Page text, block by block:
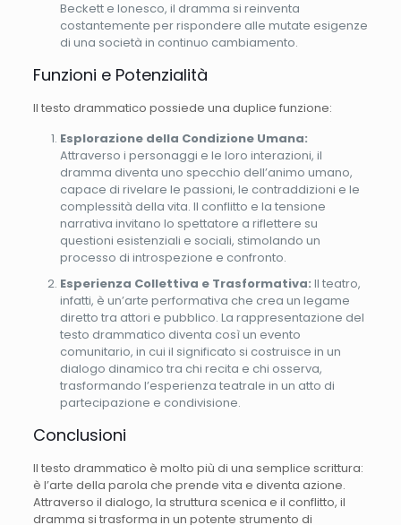
Beckett e Ionesco, il dramma si reinventa
costantemente per rispondere alle mutate esigenze
di una società in continuo cambiamento.
Funzioni e Potenzialità
Il testo drammatico possiede una duplice funzione:
Esplorazione della Condizione Umana:
Attraverso i personaggi e le loro interazioni, il
dramma diventa uno specchio dell’animo umano,
capace di rivelare le passioni, le contraddizioni e le
complessità della vita. Il conflitto e la tensione
narrativa invitano lo spettatore a riflettere su
questioni esistenziali e sociali, stimolando un
processo di introspezione e confronto.
Esperienza Collettiva e Trasformativa: Il teatro,
infatti, è un’arte performativa che crea un legame
diretto tra attori e pubblico. La rappresentazione del
testo drammatico diventa così un evento
comunitario, in cui il significato si costruisce in un
dialogo dinamico tra chi recita e chi osserva,
trasformando l’esperienza teatrale in un atto di
partecipazione e condivisione.
Conclusioni
Il testo drammatico è molto più di una semplice scrittura:
è l’arte della parola che prende vita e diventa azione.
Attraverso il dialogo, la struttura scenica e il conflitto, il
dramma si trasforma in un potente strumento di